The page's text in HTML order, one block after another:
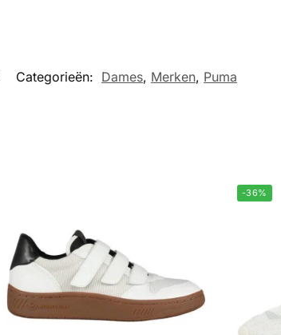
Categorieën: Dames, Merken, Puma
-36%